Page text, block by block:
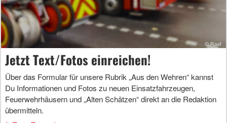
Jetzt Text/Fotos einreichen!
Über das Formular für unsere Rubrik „Aus den Wehren“ kannst
Du Informationen und Fotos zu neuen Einsatzfahrzeugen,
Feuerwehrhäusern und „Alten Schätzen“ direkt an die Redaktion
übermitteln.